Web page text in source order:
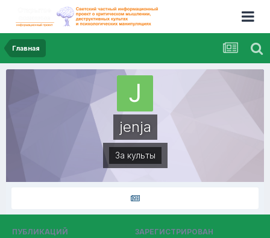
Главная
jenja
За культы
ПУБЛИКАЦИЙ ЗАРЕГИСТРИРОВАН